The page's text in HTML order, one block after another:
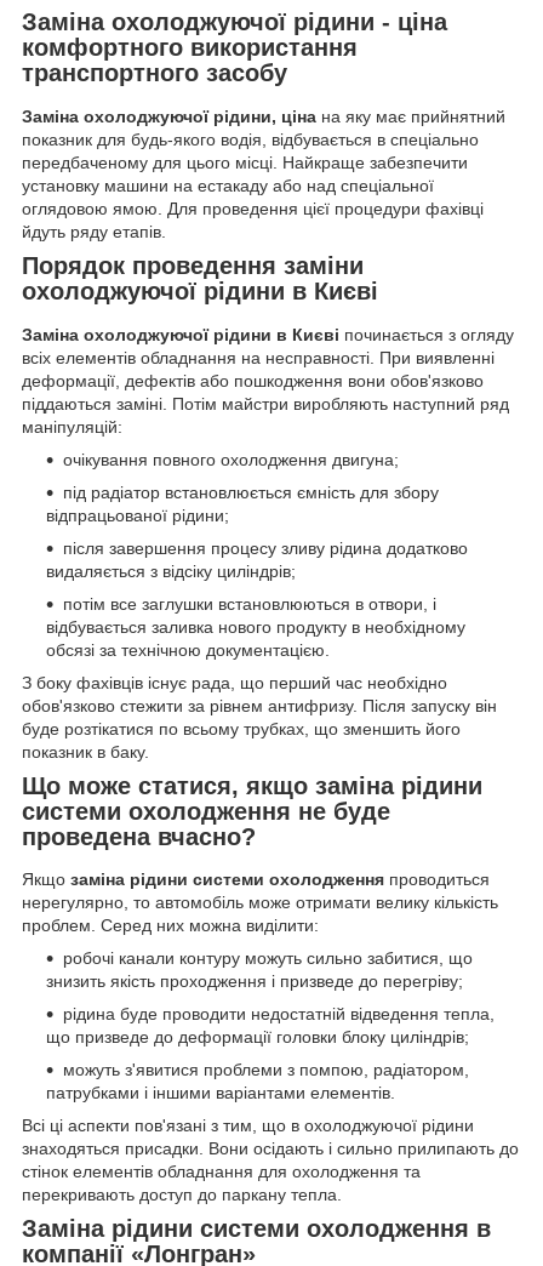
Заміна охолоджуючої рідини - ціна
комфортного використання
транспортного засобу
Заміна охолоджуючої рідини, ціна на яку має прийнятний
показник для будь-якого водія, відбувається в спеціально
передбаченому для цього місці. Найкраще забезпечити
установку машини на естакаду або над спеціальної
оглядовою ямою. Для проведення цієї процедури фахівці
йдуть ряду етапів.
Порядок проведення заміни
охолоджуючої рідини в Києві
Заміна охолоджуючої рідини в Києві починається з огляду
всіх елементів обладнання на несправності. При виявленні
деформації, дефектів або пошкодження вони обов'язково
піддаються заміні. Потім майстри виробляють наступний ряд
маніпуляцій:
очікування повного охолодження двигуна;
під радіатор встановлюється ємність для збору
відпрацьованої рідини;
після завершення процесу зливу рідина додатково
видаляється з відсіку циліндрів;
потім все заглушки встановлюються в отвори, і
відбувається заливка нового продукту в необхідному
обсязі за технічною документацією.
З боку фахівців існує рада, що перший час необхідно
обов'язково стежити за рівнем антифризу. Після запуску він
буде розтікатися по всьому трубках, що зменшить його
показник в баку.
Що може статися, якщо заміна рідини
системи охолодження не буде
проведена вчасно?
Якщо заміна рідини системи охолодження проводиться
нерегулярно, то автомобіль може отримати велику кількість
проблем. Серед них можна виділити:
робочі канали контуру можуть сильно забитися, що
знизить якість проходження і призведе до перегріву;
рідина буде проводити недостатній відведення тепла,
що призведе до деформації головки блоку циліндрів;
можуть з'явитися проблеми з помпою, радіатором,
патрубками і іншими варіантами елементів.
Всі ці аспекти пов'язані з тим, що в охолоджуючої рідини
знаходяться присадки. Вони осідають і сильно прилипають до
стінок елементів обладнання для охолодження та
перекривають доступ до паркану тепла.
Заміна рідини системи охолодження в
компанії «Лонгран»